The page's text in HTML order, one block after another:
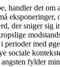
handler det om
eksponeringer,
der sniger sig
med
sociale
fylder